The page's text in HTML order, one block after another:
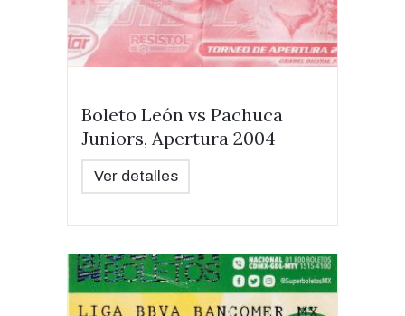
Boleto León vs Pachuca
Juniors, Apertura 2004
Ver detalles